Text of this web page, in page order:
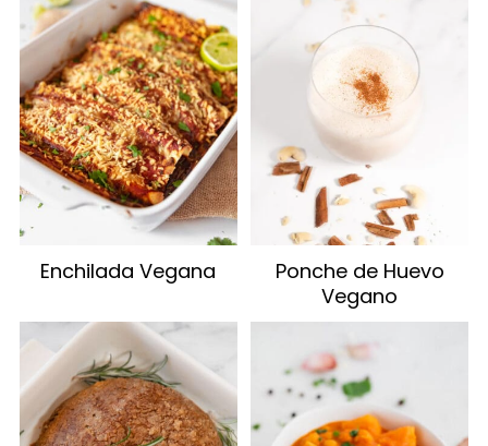
Enchilada Vegana
Ponche de Huevo
Vegano